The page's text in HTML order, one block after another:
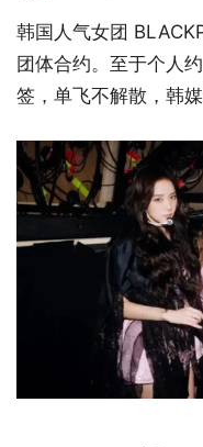
韩国人气女团
团体合约。至于个人
签，单飞不解散，韩